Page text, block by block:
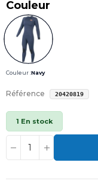
Couleur
Couleur :Navy
Référence 20420819
1 En stock